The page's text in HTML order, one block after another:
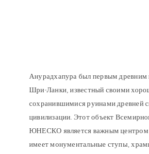
Анурадхапура был первым древним
Шри-Ланки, известный своими
сохранившимися руинами древней
цивилизации. Этот объект
ЮНЕСКО является важным центром
имеет монументальные ступы,